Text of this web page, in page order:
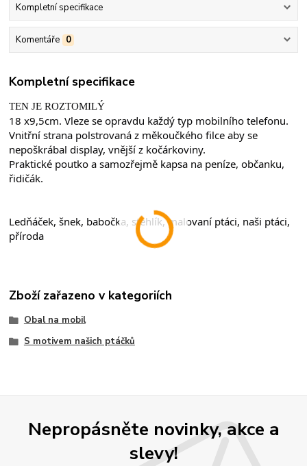
Kompletní specifikace
Komentáře 0
Kompletní specifikace
TEN JE ROZTOMILÝ
18 x9,5cm. Vleze se opravdu každý typ mobilního telefonu.
Vnitřní strana polstrovaná z měkoučkého filce aby se
nepoškrábal display, vnější z kočárkoviny.
Praktické poutko a samozřejmě kapsa na peníze, občanku,
řidičák.
Ledňáček, šnek, babočka, stehlík, malovaní ptáci, naši ptáci,
příroda
Zboží zařazeno v kategoriích
Obal na mobil
S motivem našich ptáčků
Nepropásněte novinky, akce a
slevy!